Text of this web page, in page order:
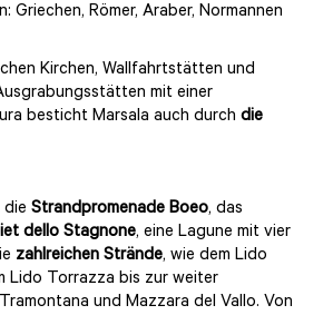
Griechen, Römer, Araber, Normannen
Kirchen, Wallfahrtstätten und
mit einer
besticht Marsala auch durch die
die Strandpromenade Boeo, das
dello Stagnone, eine Lagune mit vier
zahlreichen Strände, wie dem Lido
Lido Torrazza bis zur weiter
und Mazzara del Vallo. Von